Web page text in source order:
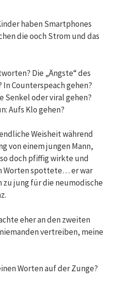
haben Smartphones
die ooch Strom und das
Die „Ängste“ des
Counterspeach gehen?
Senkel oder viral gehen?
Aufs Klo gehen?
Weisheit während
von einem jungen Mann,
doch pfiffig wirkte und
Worten spottete… er war
jung für die neumodische
eher an den zweiten
vertreiben, meine
Worten auf der Zunge?